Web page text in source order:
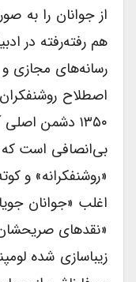
از جوانان را به
هم رفته‌رفته در
رسانه‌های مجازی و
۱۳۵۰ دشمن
بی‌انصافی است
«روشنفکرانه» و
اغلب «جوانان
«نقد‌های
زیباسازی شده